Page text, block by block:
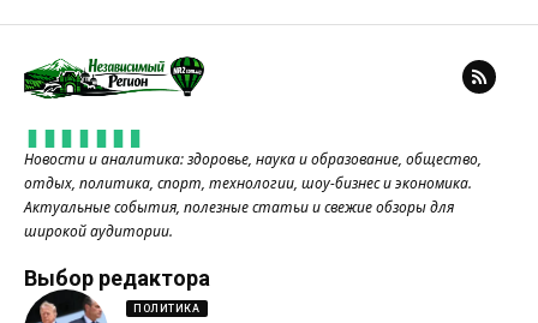
Новости и аналитика: здоровье, наука и образование, общество,
отдых, политика, спорт, технологии, шоу-бизнес и экономика.
Актуальные события, полезные статьи и свежие обзоры для
широкой аудитории.
Выбор редактора
ПОЛИТИКА